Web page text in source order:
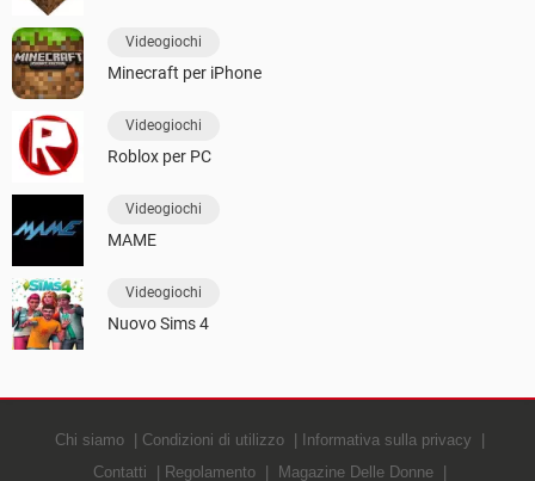
Videogiochi
Minecraft per iPhone
Videogiochi
Roblox per PC
Videogiochi
MAME
Videogiochi
Nuovo Sims 4
Chi siamo Condizioni di utilizzo
Informativa sulla privacy
Contatti
Regolamento Magazine Delle Donne